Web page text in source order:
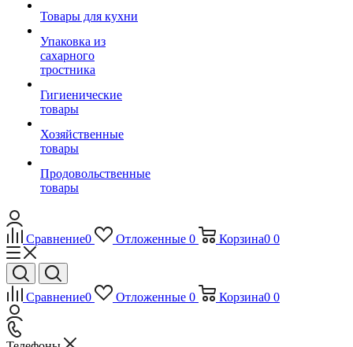
Товары для кухни
Упаковка из
сахарного
тростника
Гигиенические
товары
Хозяйственные
товары
Продовольственные
товары
Сравнение0 Отложенные 0 Корзина0 0
Сравнение0 Отложенные 0 Корзина0 0